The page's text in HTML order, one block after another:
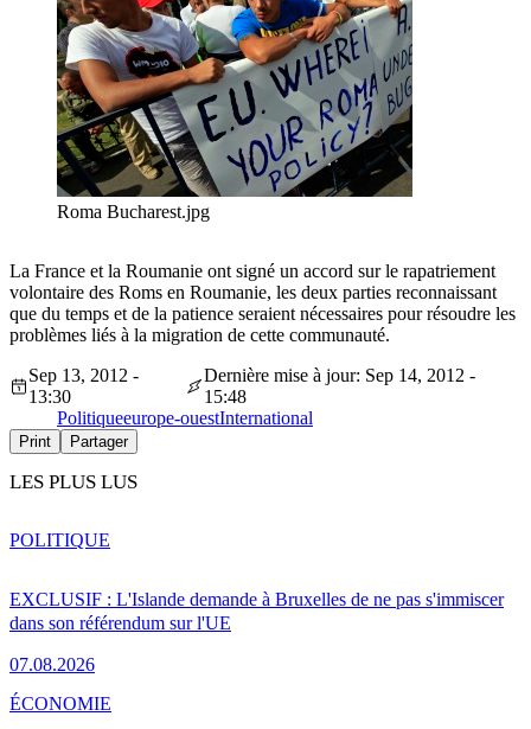
Roma Bucharest.jpg
La France et la Roumanie ont signé un accord sur le rapatriement
volontaire des Roms en Roumanie, les deux parties reconnaissant
que du temps et de la patience seraient nécessaires pour résoudre les
problèmes liés à la migration de cette communauté.
Sep 13, 2012 -
13:30
Dernière mise à jour: Sep 14, 2012 -
15:48
Politiqueeurope-ouestInternational
Print Partager
LES PLUS LUS
EXCLUSIF : L'Islande demande à Bruxelles de ne pas s'immiscer
dans son référendum sur l'UE
07.08.2026
POLITIQUE
ÉCONOMIE